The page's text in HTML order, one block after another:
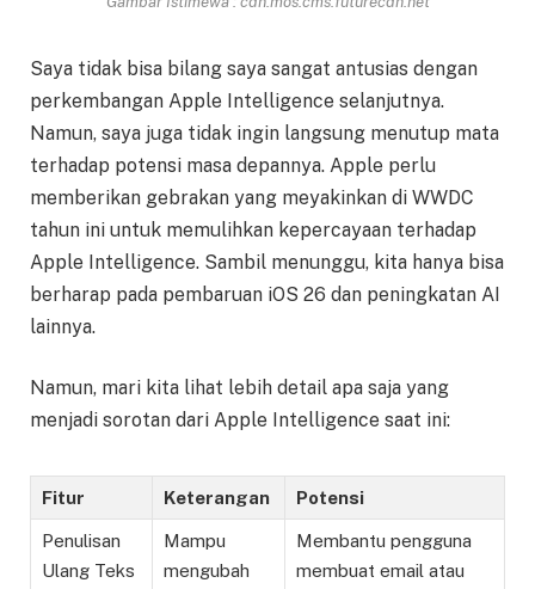
Saya tidak bisa bilang saya sangat antusias dengan
perkembangan Apple Intelligence selanjutnya.
Namun, saya juga tidak ingin langsung menutup mata
terhadap potensi masa depannya. Apple perlu
memberikan gebrakan yang meyakinkan di WWDC
tahun ini untuk memulihkan kepercayaan terhadap
Apple Intelligence. Sambil menunggu, kita hanya bisa
berharap pada pembaruan iOS 26 dan peningkatan AI
lainnya.
Namun, mari kita lihat lebih detail apa saja yang
menjadi sorotan dari Apple Intelligence saat ini:
Fitur Keterangan Potensi
Penulisan
Ulang Teks
Mampu
mengubah
Membantu pengguna
membuat email atau